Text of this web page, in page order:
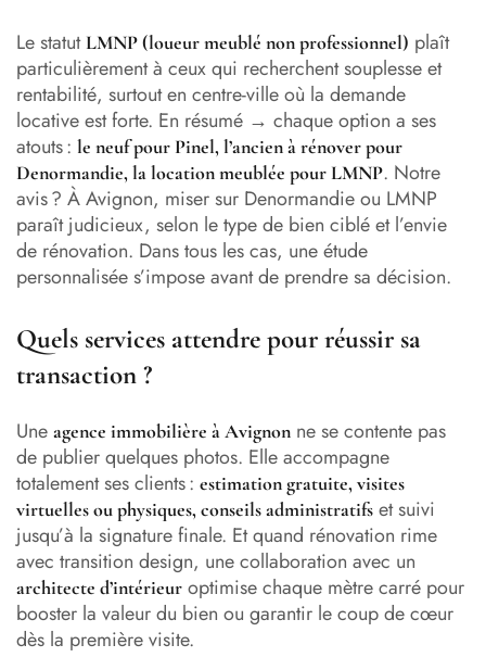
Le statutLMNP (loueur meublé non professionnel) plaît
particulièrement à ceux qui recherchent souplesse et
rentabilité, surtout en centre-ville où la demande
locative est forte. En résumé → chaque option a ses
atouts : le neuf pour Pinel, l’ancien à rénover pour
Denormandie, la location meublée pour LMNP. Notre
avis ? À Avignon, miser sur Denormandie ou LMNP
paraît judicieux, selon le type de bien ciblé et l’envie
de rénovation. Dans tous les cas, une étude
personnalisée s’impose avant de prendre sa décision.
Quels services attendre pour réussir sa
transaction ?
Une agence immobilière à Avignon ne se contente pas
de publier quelques photos. Elle accompagne
totalement ses clients : estimation gratuite, visites
virtuelles ou physiques, conseils administratifs et suivi
jusqu’à la signature finale. Et quand rénovation rime
avec transition design, une collaboration avec un
architecte d’intérieur optimise chaque mètre carré pour
booster la valeur du bien ou garantir le coup de cœur
dès la première visite.